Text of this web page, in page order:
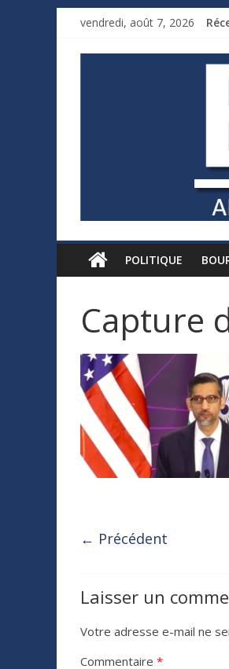
vendredi, août 7, 2026
POLITIQUE
Capture
← Précédent
Laisser un
Votre adresse e-mail ne
Commentaire *